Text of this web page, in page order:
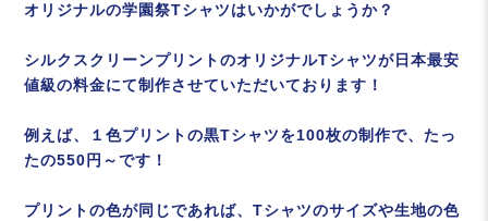
オリジナルの学園祭Tシャツはいかがでしょうか？
シルクスクリーンプリントのオリジナルTシャツが日本最安
値級の料金にて制作させていただいております！
例えば、１色プリントの黒Tシャツを100枚の制作で、たっ
たの550円～です！
プリントの色が同じであれば、Tシャツのサイズや生地の色